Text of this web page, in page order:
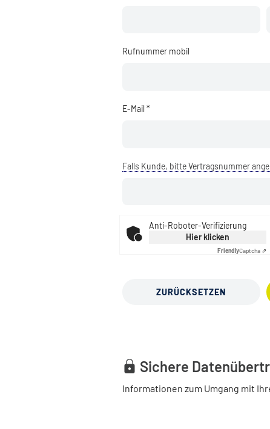
Rufnummer mobil
E-Mail *
Falls Kunde, bitte Vertragsnummer
Anti-Roboter-Verifizierung
Hier klicken
FriendlyCaptcha ⇗
ZURÜCKSETZEN
Sichere
Informationen zum Umgang mit